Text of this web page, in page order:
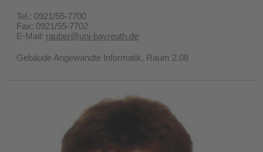
Tel.: 0921/55-7700
Fax: 0921/55-7702
E-Mail: rauber@uni-bayreuth.de
Gebäude Angewandte Informatik, Raum 2.08